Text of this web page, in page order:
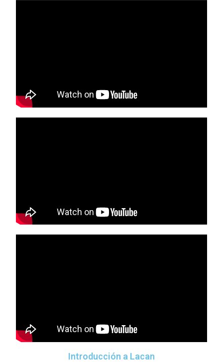
Introducción a Lacan